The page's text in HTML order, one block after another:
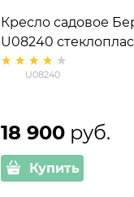
Кресло садовое
U08240
высота 85 см
U08240
18 900 руб.
Купить